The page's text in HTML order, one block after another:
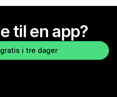
til en app?
i tre dager